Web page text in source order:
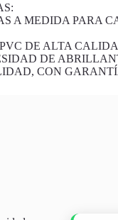
A MEDIDA PARA
DE ALTA
DE
CON